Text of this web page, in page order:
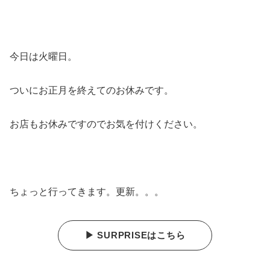
今日は火曜日。
ついにお正月を終えてのお休みです。
お店もお休みですのでお気を付けください。
ちょっと行ってきます。更新。。。
▶ SURPRISEはこちら